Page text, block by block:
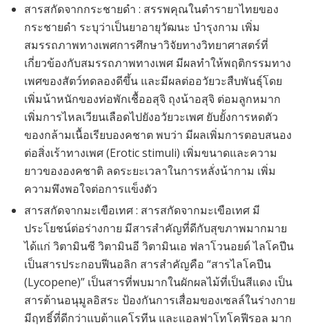
สารสกัดจากกระชายดำ : สรรพคุณในตำรายาไทยของ
กระชายดำ ระบุว่าเป็นยาอายุวัฒนะ บำรุงกาม เพิ่ม
สมรรถภาพทางเพศการศึกษาวิจัยทางวิทยาศาสตร์ที่
เกี่ยวข้องกับสมรรถภาพทางเพศ มีผลทำให้พฤติกรรมทาง
เพศของสัตว์ทดลองดีขึ้น และมีผลต่ออวัยวะสืบพันธุ์โดย
เพิ่มน้าหนักของท่อพักเชื้ออสุจิ ถุงน้าอสุจิ ต่อมลูกหมาก
เพิ่มการไหลเวียนเลือดไปยังอวัยวะเพศ ยับยั้งการหดตัว
ของกล้ามเนื้อเรียบองคชาต พบว่า มีผลเพิ่มการตอบสนอง
ต่อสิ่งเร้าทางเพศ (Erotic stimuli) เพิ่มขนาดและความ
ยาวขององคชาติ ลดระยะเวลาในการหลั่งน้ากาม เพิ่ม
ความพึงพอใจต่อการแข็งตัว
สารสกัดจากมะเขือเทศ : สารสกัดจากมะเขือเทศ มี
ประโยชน์ต่อร่างกาย มีสารสำคัญที่ดีกับสุขภาพมากมาย
ได้แก่ วิตามินซี วิตามินอี วิตามินเอ ฟลาโวนอยด์ ไลโคปีน
เป็นสารประกอบฟีนอลิก สารสำคัญคือ “สารไลโคปีน
(Lycopene)” เป็นสารที่พบมากในผักผลไม้ที่เป็นสีแดง เป็น
สารต้านอนุมูลอิสระ ป้องกันการเสื่อมของเซลล์ในร่างกาย
มีฤทธิ์ที่ดีกว่าแบต้าแคโรทีน และแอลฟาโทโคฟีรอล มาก